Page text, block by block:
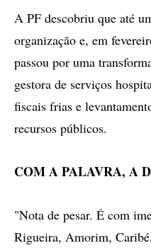
A PF descobriu que até
organização e, em
passou por uma
gestora de serviços
fiscais frias e
recursos públicos.
COM A PALAVRA, A
"Nota de pesar. É com
Rigueira, Amorim,